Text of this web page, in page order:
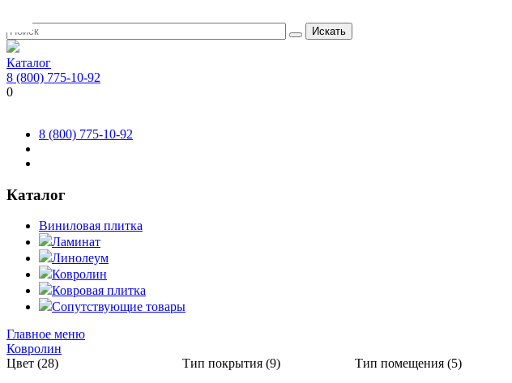
Искать
Каталог
8 (800) 775-10-92
0
8 (800) 775-10-92
Каталог
Виниловая плитка
Ламинат
Линолеум
Ковролин
Ковровая плитка
Сопутствующие товары
Главное меню
Ковролин
Цвет (28)
Тип покрытия (9)
Тип помещения (5)